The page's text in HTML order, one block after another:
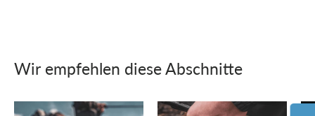
Wir empfehlen diese Abschnitte